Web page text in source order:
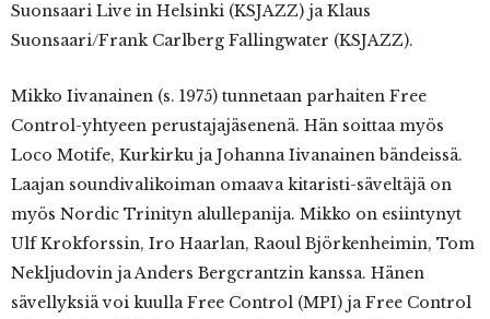
Suonsaari Live in Helsinki (KSJAZZ) ja Klaus
Suonsaari/Frank Carlberg Fallingwater (KSJAZZ).
Mikko Iivanainen (s. 1975) tunnetaan parhaiten Free
Control-yhtyeen perustajajäsenenä. Hän soittaa myös
Loco Motife, Kurkirku ja Johanna Iivanainen bändeissä.
Laajan soundivalikoiman omaava kitaristi-säveltäjä on
myös Nordic Trinityn alullepanija. Mikko on esiintynyt
Ulf Krokforssin, Iro Haarlan, Raoul Björkenheimin, Tom
Nekljudovin ja Anders Bergcrantzin kanssa. Hänen
sävellyksiä voi kuulla Free Control (MPI) ja Free Control